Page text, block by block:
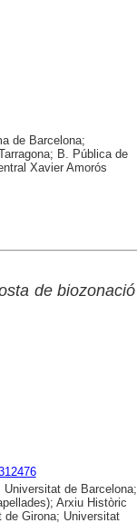
de Barcelona;
B. Pública de
Xavier Amorós
de biozonació
de Barcelona;
Arxiu Històric
de Girona; Universitat